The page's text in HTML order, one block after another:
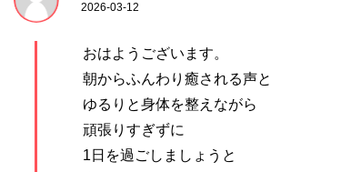
2026-03-12
おはようございます。
朝からふんわり癒される声と
ゆるりと身体を整えながら
頑張りすぎずに
1日を過ごしましょうと